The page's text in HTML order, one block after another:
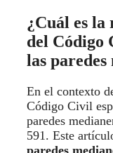
¿Cuál es la
del Código
las paredes
En el contexto
Código Civil
paredes
591. Este
paredes